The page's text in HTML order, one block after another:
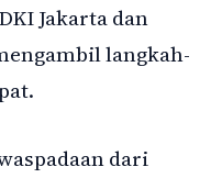
Jakarta dan
langkah-
dari